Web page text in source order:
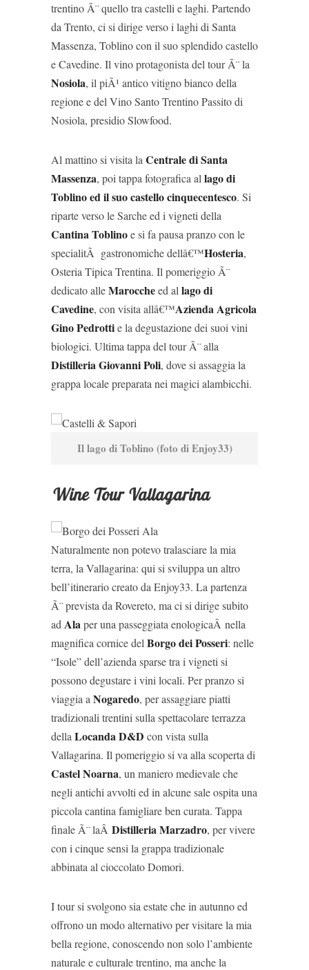
trentino Ã¨ quello tra castelli e laghi. Partendo
da Trento, ci si dirige verso i laghi di Santa
Massenza, Toblino con il suo splendido castello
e Cavedine. Il vino protagonista del tour Ã¨ la
Nosiola, il piÃ¹ antico vitigno bianco della
regione e del Vino Santo Trentino Passito di
Nosiola, presidio Slowfood.
Al mattino si visita la Centrale di Santa
Massenza, poi tappa fotografica al lago di
Toblino ed il suo castello cinquecentesco. Si
riparte verso le Sarche ed i vigneti della
Cantina Toblinoe si fa pausa pranzo con le
specialitÃ gastronomiche dellâ€™Hosteria,
Osteria Tipica Trentina. Il pomeriggio Ã¨
dedicato alleMaroccheed al lago di
Cavedine, con visita allâ€™Azienda Agricola
Gino Pedrottie la degustazione dei suoi vini
biologici. Ultima tappa del tour Ã¨ alla
Distilleria Giovanni Poli, dove si assaggia la
grappa locale preparata nei magici alambicchi.
Il lago di Toblino (foto di Enjoy33)
Wine Tour Vallagarina
Naturalmente non potevo tralasciare la mia
terra, la Vallagarina: qui si sviluppa un altro
bell’itinerario creato da Enjoy33. La partenza
Ã¨ prevista da Rovereto, ma ci si dirige subito
ad Alaper una passeggiata enologicaÂ nella
magnifica cornice del Borgo dei Posseri: nelle
“Isole” dell’azienda sparse tra i vigneti si
possono degustare i vini locali. Per pranzo si
viaggia a Nogaredo, per assaggiare piatti
tradizionali trentini sulla spettacolare terrazza
della Locanda D&D con vista sulla
Vallagarina. Il pomeriggio si va alla scoperta di
Castel Noarna, un maniero medievale che
negli antichi avvolti ed in alcune sale ospita una
piccola cantina famigliare ben curata. Tappa
finale Ã¨ laÂ Distilleria Marzadro, per vivere
con i cinque sensi la grappa tradizionale
abbinata al cioccolato Domori.
I tour si svolgono sia estate che in autunno ed
offrono un modo alternativo per visitare la mia
bella regione, conoscendo non solo l’ambiente
naturale e culturale trentino, ma anche la